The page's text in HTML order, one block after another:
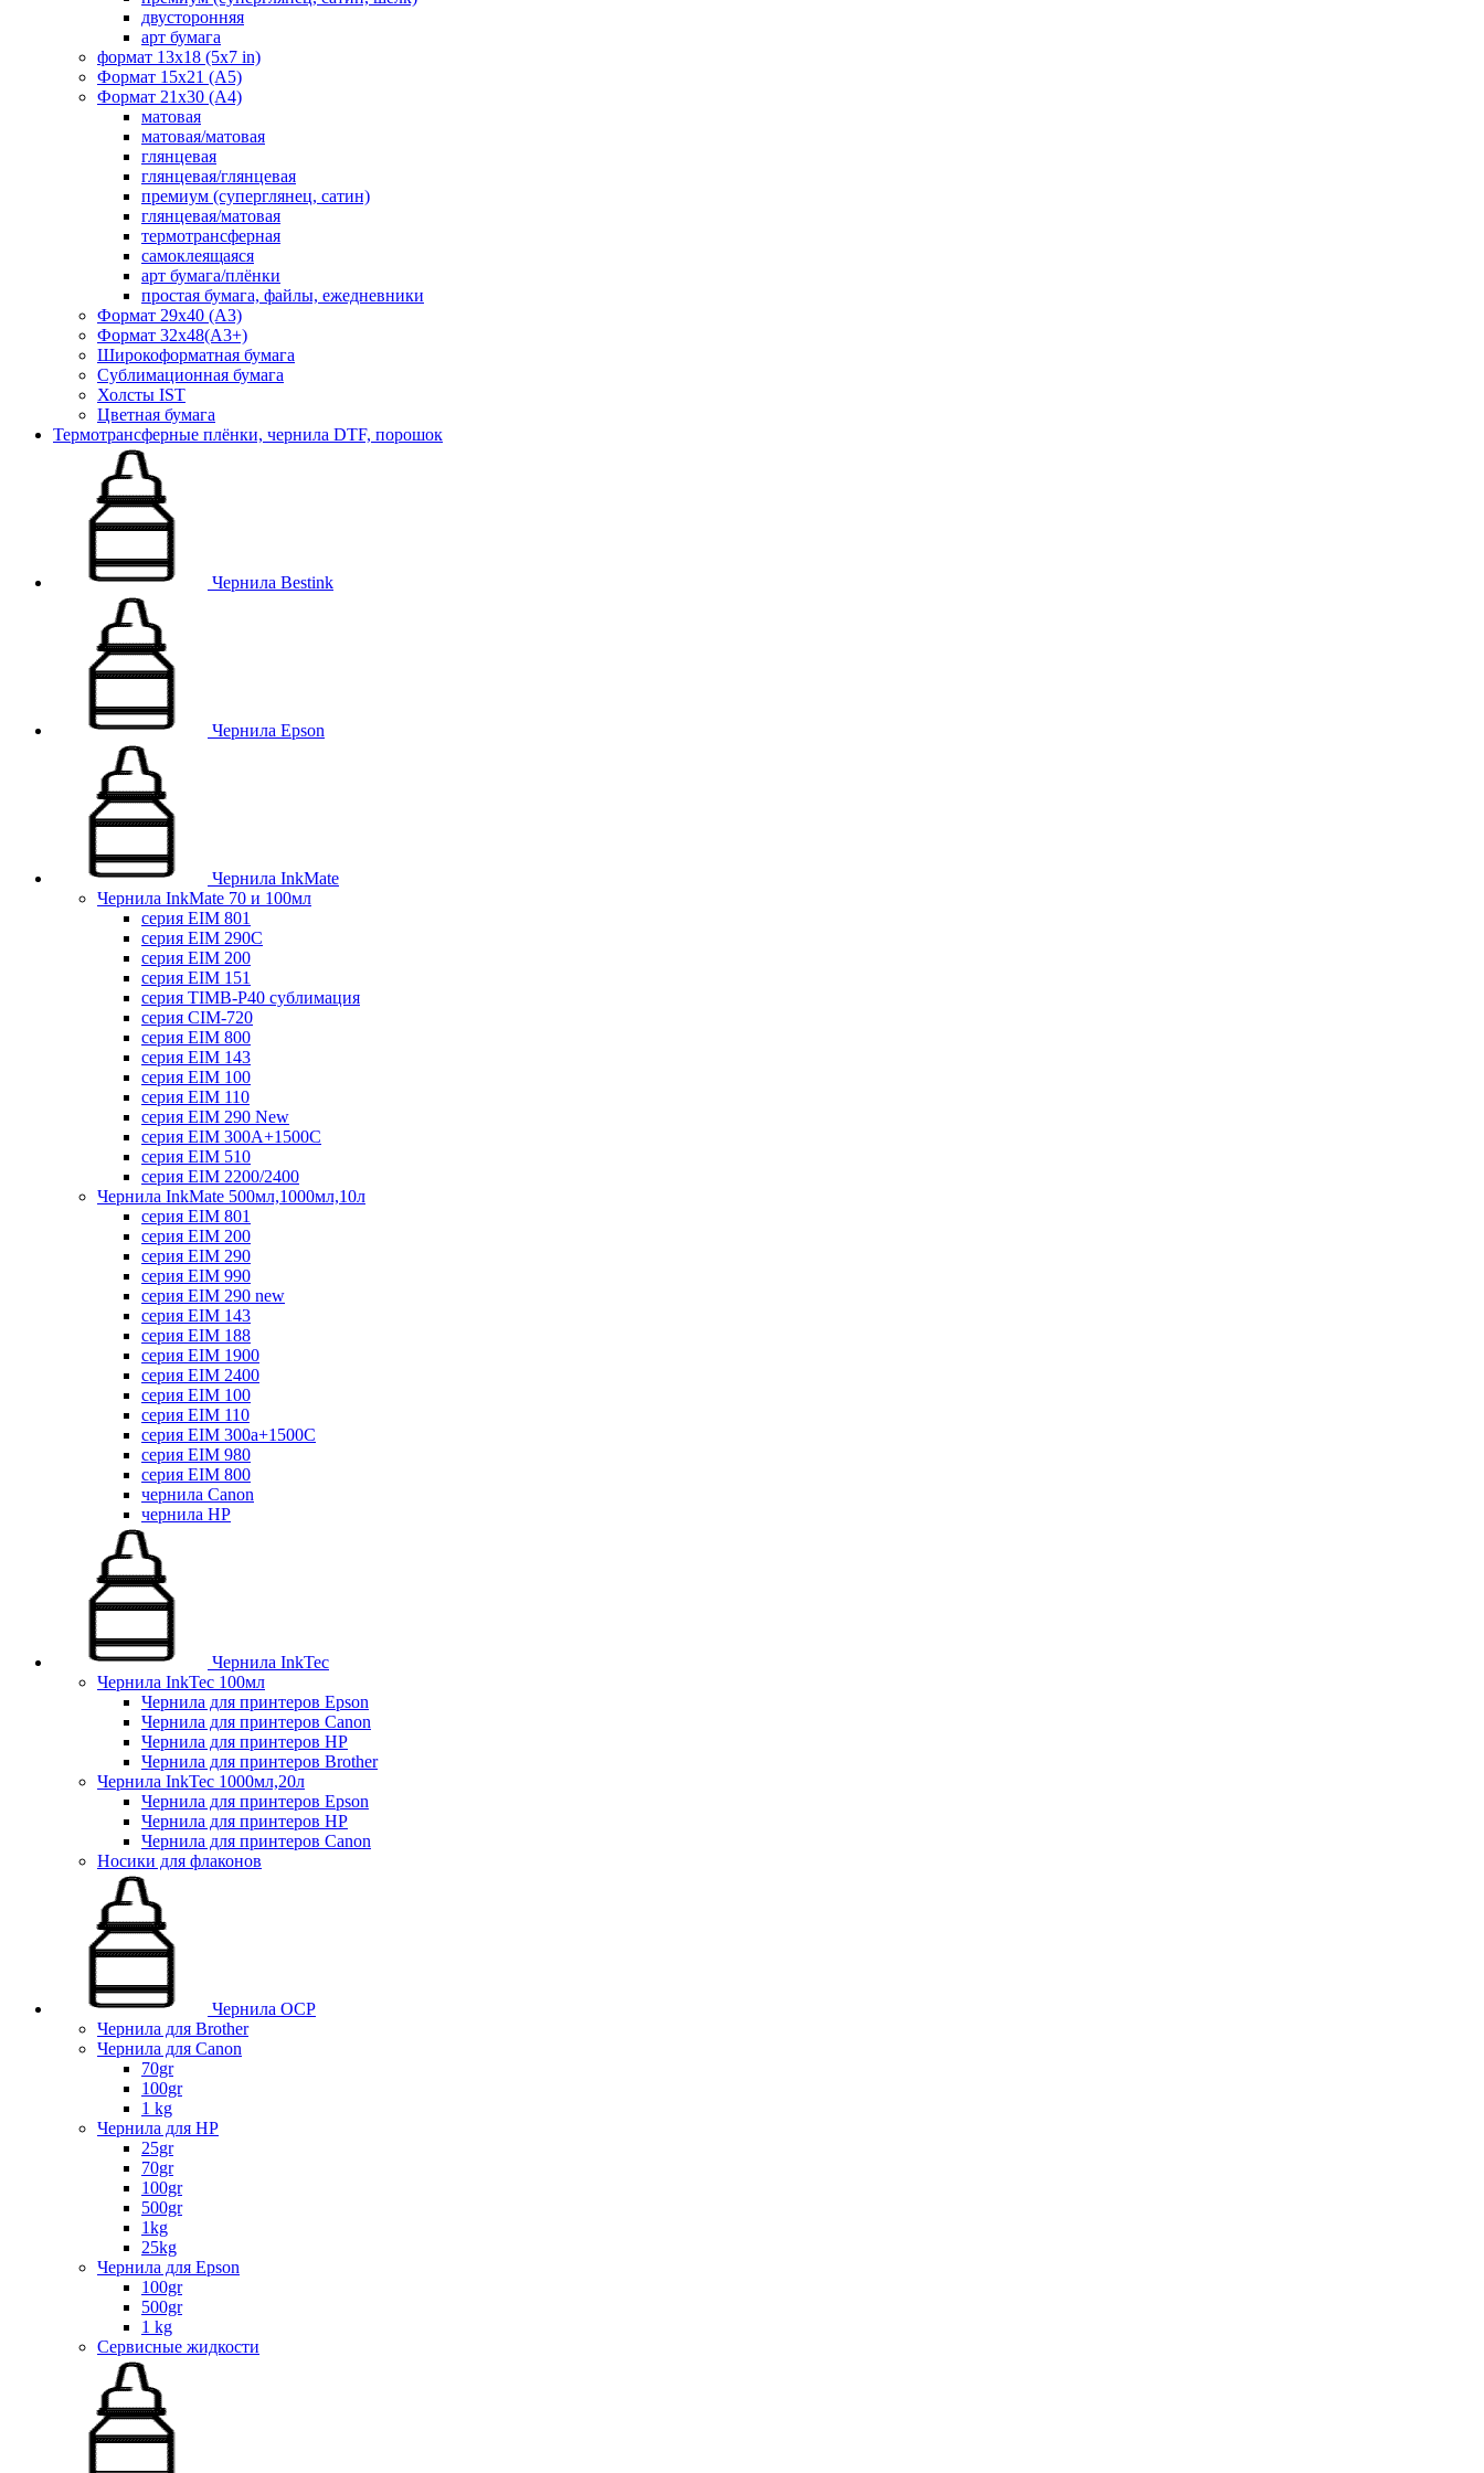
двусторонняя
арт бумага
формат 13x18 (5x7 in)
Формат 15х21 (A5)
Формат 21х30 (А4)
матовая
матовая/матовая
глянцевая
глянцевая/глянцевая
премиум (суперглянец, сатин)
глянцевая/матовая
термотрансферная
самоклеящаяся
арт бумага/плёнки
простая бумага, файлы, ежедневники
Формат 29х40 (А3)
Формат 32х48(А3+)
Широкоформатная бумага
Сублимационная бумага
Холсты IST
Цветная бумага
Термотрансферные плёнки, чернила DTF, порошок
Чернила Bestink
Чернила Epson
Чернила InkMate
Чернила InkMate 70 и 100мл
серия EIM 801
серия EIM 290C
серия EIM 200
серия EIM 151
серия TIMB-P40 сублимация
серия CIM-720
серия EIM 800
серия EIM 143
серия EIM 100
серия EIM 110
серия EIM 290 New
серия EIM 300А+1500С
серия EIM 510
серия EIM 2200/2400
Чернила InkMate 500мл,1000мл,10л
серия EIM 801
серия EIM 200
серия EIM 290
серия EIM 990
серия EIM 290 new
серия EIM 143
серия EIM 188
серия EIM 1900
серия EIM 2400
серия EIM 100
серия EIM 110
серия EIM 300a+1500C
серия EIM 980
серия EIM 800
чернила Canon
чернила HP
Чернила InkTec
Чернила InkTec 100мл
Чернила для принтеров Epson
Чернила для принтеров Canon
Чернила для принтеров HP
Чернила для принтеров Brother
Чернила InkTec 1000мл,20л
Чернила для принтеров Epson
Чернила для принтеров HP
Чернила для принтеров Canon
Носики для флаконов
Чернила OCP
Чернила для Brother
Чернила для Canon
70gr
100gr
1 kg
Чернила для HP
25gr
70gr
100gr
500gr
1kg
25kg
Чернила для Epson
100gr
500gr
1 kg
Сервисные жидкости